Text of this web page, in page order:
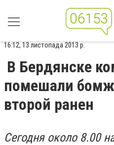
16:12, 13 листопада 2013 р.
В Бердянске
помешали
второй ранен
Сегодня около 8.00